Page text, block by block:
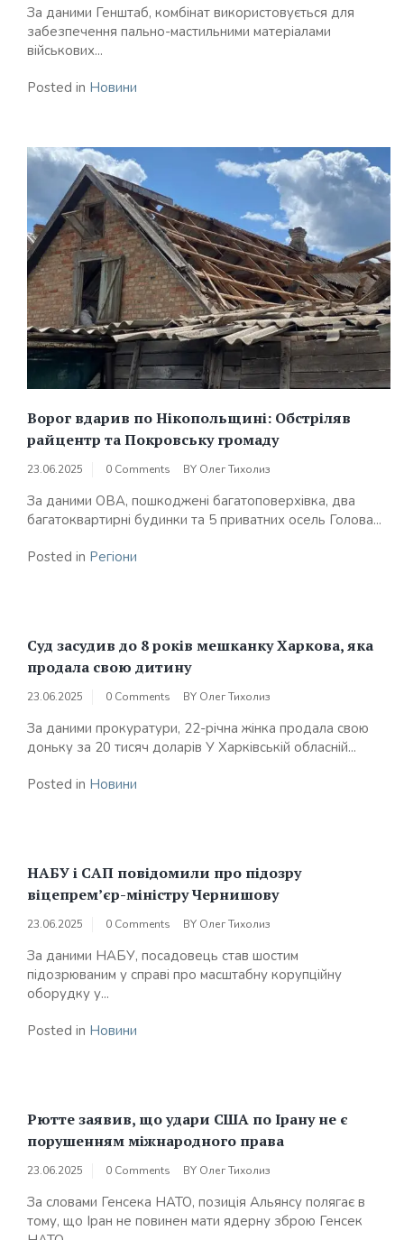
За даними Генштаб, комбінат використовується для
забезпечення пально-мастильними матеріалами
військових...
Posted in Новини
Ворог вдарив по Нікопольщині: Обстріляв
райцентр та Покровську громаду
23.06.2025 0 Comments BY Олег Тихолиз
За даними ОВА, пошкоджені багатоповерхівка, два
багатоквартирні будинки та 5 приватних осель Голова...
Posted in Регіони
Суд засудив до 8 років мешканку Харкова, яка
продала свою дитину
23.06.2025 0 Comments BY Олег Тихолиз
За даними прокуратури, 22-річна жінка продала свою
доньку за 20 тисяч доларів У Харківській обласній...
Posted in Новини
НАБУ і САП повідомили про підозру
віцепрем’єр-міністру Чернишову
23.06.2025 0 Comments BY Олег Тихолиз
За даними НАБУ, посадовець став шостим
підозрюваним у справі про масштабну корупційну
оборудку у...
Posted in Новини
Рютте заявив, що удари США по Ірану не є
порушенням міжнародного права
23.06.2025 0 Comments BY Олег Тихолиз
За словами Генсека НАТО, позиція Альянсу полягає в
тому, що Іран не повинен мати ядерну зброю Генсек